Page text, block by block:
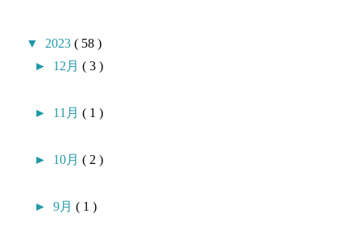
▼ 2023( 58 )
► 12月( 3 )
► 11月( 1 )
► 10月( 2 )
►9月( 1 )